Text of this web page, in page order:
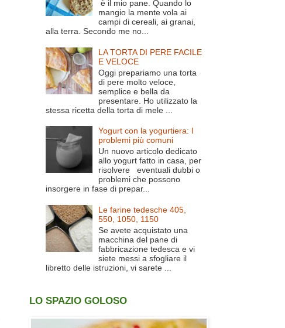
è il mio pane. Quando lo
mangio la mente vola ai
campi di cereali, ai granai,
alla terra. Secondo me no...
LA TORTA DI PERE FACILE
E VELOCE
Oggi prepariamo una torta
di pere molto veloce,
semplice e bella da
presentare. Ho utilizzato la
stessa ricetta della torta di mele ...
Yogurt con la yogurtiera: I
problemi più comuni
Un nuovo articolo dedicato
allo yogurt fatto in casa, per
risolvere eventuali dubbi o
problemi che possono
insorgere in fase di prepar...
Le farine tedesche 405,
550, 1050, 1150
Se avete acquistato una
macchina del pane di
fabbricazione tedesca e vi
siete messi a sfogliare il
libretto delle istruzioni, vi sarete ...
LO SPAZIO GOLOSO